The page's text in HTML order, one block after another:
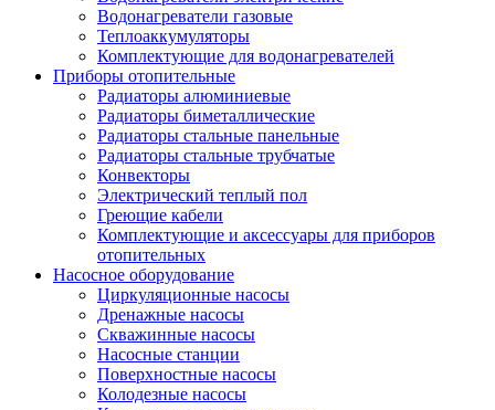
Водонагреватели газовые
Теплоаккумуляторы
Комплектующие для водонагревателей
Приборы отопительные
Радиаторы алюминиевые
Радиаторы биметаллические
Радиаторы стальные панельные
Радиаторы стальные трубчатые
Конвекторы
Электрический теплый пол
Греющие кабели
Комплектующие и аксессуары для приборов
отопительных
Насосное оборудование
Циркуляционные насосы
Дренажные насосы
Скважинные насосы
Насосные станции
Поверхностные насосы
Колодезные насосы